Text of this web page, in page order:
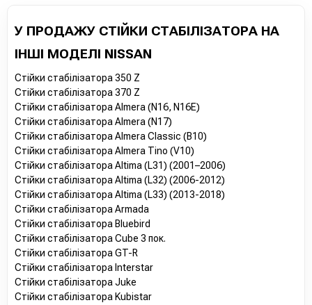
У ПРОДАЖУ СТІЙКИ СТАБІЛІЗАТОРА НА
ІНШІ МОДЕЛІ NISSAN
Стійки стабілізатора 350 Z
Стійки стабілізатора 370 Z
Стійки стабілізатора Almera (N16, N16E)
Стійки стабілізатора Almera (N17)
Стійки стабілізатора Almera Classic (B10)
Стійки стабілізатора Almera Tino (V10)
Стійки стабілізатора Altima (L31) (2001–2006)
Стійки стабілізатора Altima (L32) (2006-2012)
Стійки стабілізатора Altima (L33) (2013-2018)
Стійки стабілізатора Armada
Стійки стабілізатора Bluebird
Стійки стабілізатора Cube 3 пок.
Стійки стабілізатора GT-R
Стійки стабілізатора Interstar
Стійки стабілізатора Juke
Стійки стабілізатора Kubistar